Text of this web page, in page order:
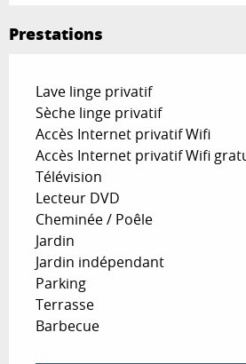
Prestations
Lave linge privatif
Sèche linge privatif
Accès Internet privatif Wifi
Accès Internet privatif Wifi
Télévision
Lecteur DVD
Cheminée / Poêle
Jardin
Jardin indépendant
Parking
Terrasse
Barbecue